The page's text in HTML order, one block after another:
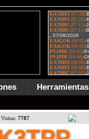
Herramientas
Visitas: 7787